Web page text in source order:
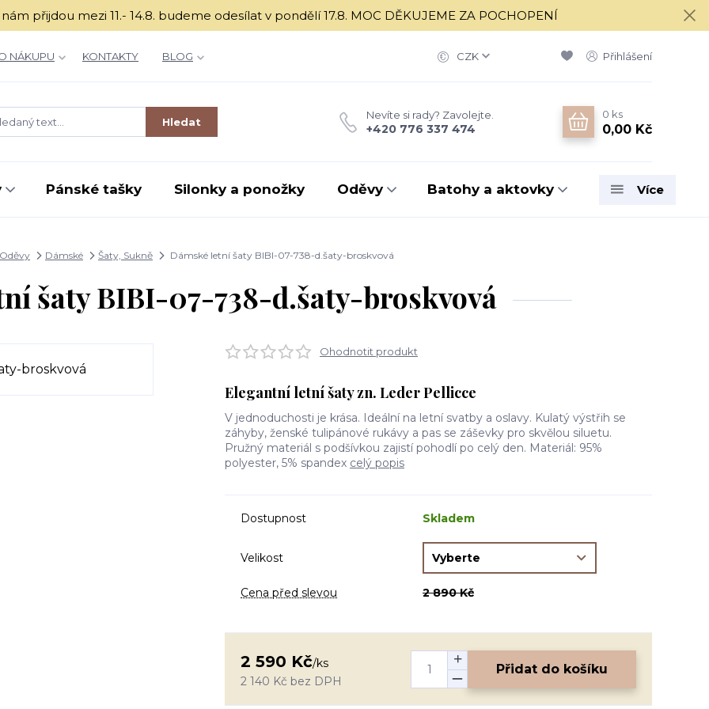
přijdou mezi 11.- 14.8. budeme odesílat v pondělí 17.8. MOC DĚKUJEME ZA POCHOPENÍ
NÁKUPU KONTAKTY BLOG CZK Přihlášení
Hledat
Nevíte si rady? Zavolejte.
+420 776 337 474
0 ks
0,00 Kč
Pánské tašky Silonky a ponožky Oděvy Batohy a aktovky Více
Oděvy Dámské Šaty, Sukně Dámské letní šaty BIBI-07-738-d.šaty-broskvová
šaty BIBI-07-738-d.šaty-broskvová
Ohodnotit produkt
Elegantní letní šaty zn. Leder Pellicce
V jednoduchosti je krása. Ideální na letní svatby a oslavy. Kulatý výstřih se
záhyby, ženské tulipánové rukávy a pas se záševky pro skvělou siluetu.
Pružný materiál s podšívkou zajistí pohodlí po celý den. Materiál: 95%
polyester, 5% spandex celý popis
Dostupnost Skladem
Velikost
Cena před slevou 2 890 Kč
2 590 Kč/ks
2 140 Kč bez DPH
Přidat do košíku